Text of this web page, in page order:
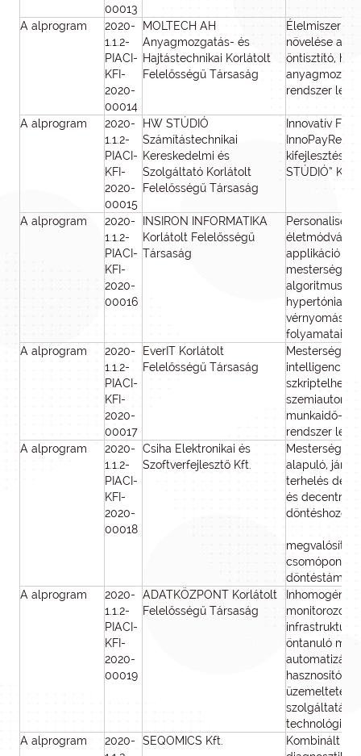
00013
A alprogram
2020-
1.1.2-
PIACI-
KFI-
2020-
00014
MOLTECH AH
Anyagmozgatás- és
Hajtástechnikai Korlátolt
Felelősségű Társaság
növelése
öntisztító,
rendszer
A alprogram
2020-
1.1.2-
PIACI-
KFI-
2020-
00015
HW STÚDIÓ
Számítástechnikai
Kereskedelmi és
Szolgáltató Korlátolt
Felelősségű Társaság
Innovatív
kifejlesztése
STÚDIÓ” Kft-
A alprogram
2020-
1.1.2-
PIACI-
KFI-
2020-
00016
INSIRON INFORMATIKA
Korlátolt Felelősségű
Társaság
Personalised
applikáció
mesterséges
algoritmus
hypertónia
vérnyomás)
A alprogram
2020-
1.1.2-
PIACI-
KFI-
2020-
00017
EverIT Korlátolt
Felelősségű Társaság
Mesterséges
szkriptelhető
munkaidő-
rendszer
A alprogram
2020-
1.1.2-
PIACI-
KFI-
2020-
00018
Csiha Elektronikai és
Szoftverfejlesztő Kft.
Mesterséges
alapuló,
terhelés
és
döntéshozó
megvalósított
csomópont
A alprogram
2020-
1.1.2-
PIACI-
KFI-
2020-
00019
ADATKÖZPONT Korlátolt
Felelősségű Társaság
Inhomogén
monitorozott
öntanuló
hasznosító
szolgáltatás
technológia)
A alprogram
2020-
SEQOMICS Kft.
Kombinált